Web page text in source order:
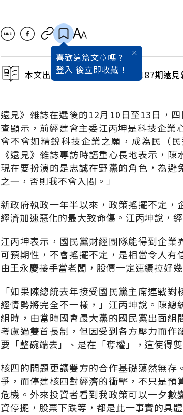
喜歡這篇文章嗎 ?
登入 後立即收藏 !
本文出自 2002 / 1月號雜誌 第187期遠見
遠見》雜誌在選後的12月10日至13日，
查顯示，前經建會主委江丙坤是科技企
會不會如精銳科技企業之願，成為民（
《遠見》雜誌專訪時語重心長地表示，
現在要扮演的是忠誠在野黨的角色，為
之一，否則我不會入閣。」
新政府執政一年半以來，政策搖擺不定
經濟加速惡化的最大致命傷。江丙坤說，
江丙坤表示，國民黨財經團隊能得到企
可預期性，不會搖擺不定，是相當令人
由王永慶接手當老闆，股價一定連續拉好
「如果陳總統去年接受國民黨主席連戰
經情勢將完全不一樣，」江丙坤說。陳
組時，由當時國會最大黨的國民黨出面
考慮過雙首長制，但因受到各方壓力而
要「整碗端去」、是在「奪權」，這使得
核四的問題更讓雙方的合作基礎蕩然無
爭，而停建核四對經濟的衝擊，不只是
危機。外來投資者看到我政策可以一夕
資停擺，股票下跌等，都是此一事實的具體